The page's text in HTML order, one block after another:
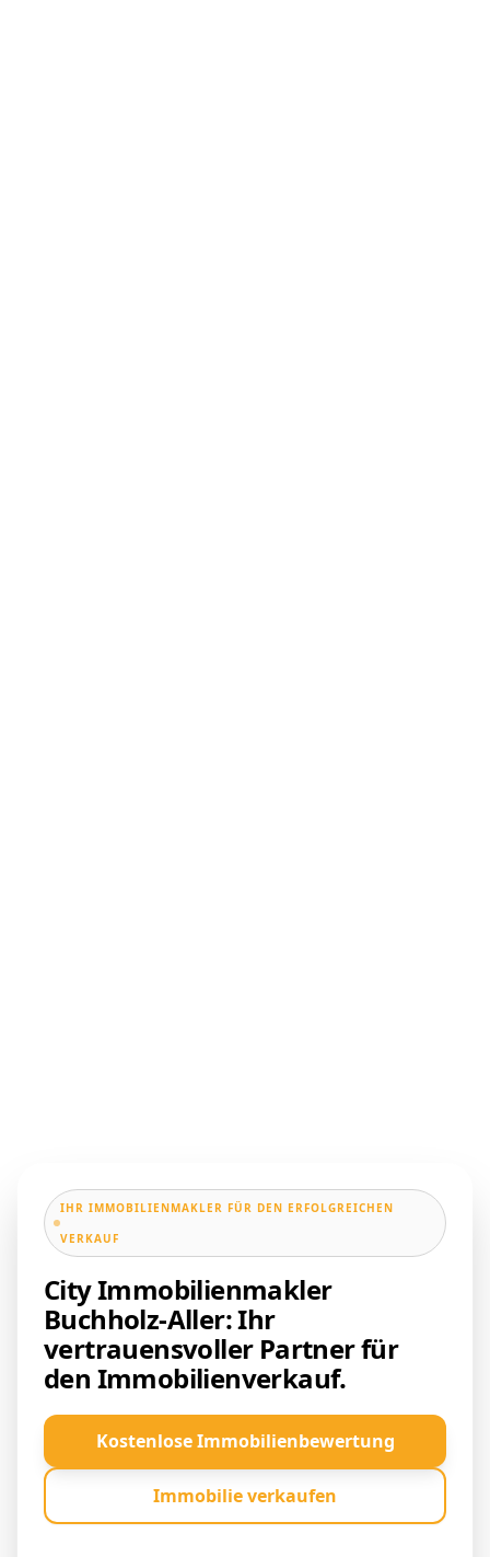
IHR IMMOBILIENMAKLER FÜR DEN ERFOLGREICHEN
VERKAUF
City Immobilienmakler
Buchholz-Aller: Ihr
vertrauensvoller Partner für
den Immobilienverkauf.
Kostenlose Immobilienbewertung
Immobilie verkaufen